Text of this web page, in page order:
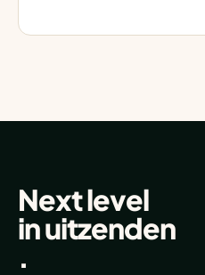
Next level
inuitzenden
.